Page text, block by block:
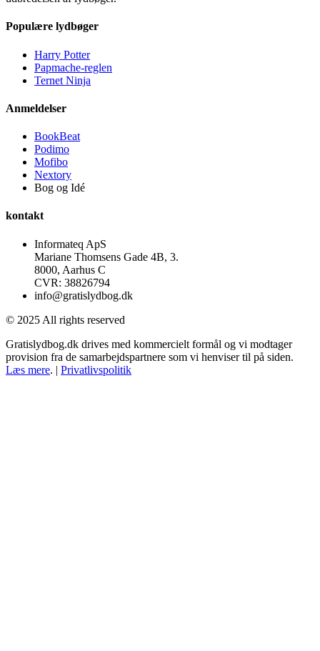
Populære lydbøger
Harry Potter
Papmache-reglen
Ternet Ninja
Anmeldelser
BookBeat
Podimo
Mofibo
Nextory
Bog og Idé
kontakt
Informateq ApS
Mariane Thomsens Gade 4B, 3.
8000, Aarhus C
CVR: 38826794
info@gratislydbog.dk
© 2025 All rights reserved
Gratislydbog.dk drives med kommercielt formål og vi modtager
provision fra de samarbejdspartnere som vi henviser til på siden.
Læs mere. | Privatlivspolitik